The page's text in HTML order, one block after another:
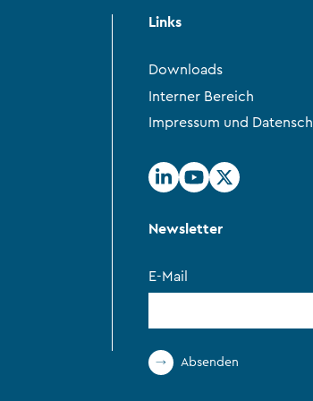
Links
Downloads
Interner Bereich
Impressum und
Newsletter
E-Mail
Absenden